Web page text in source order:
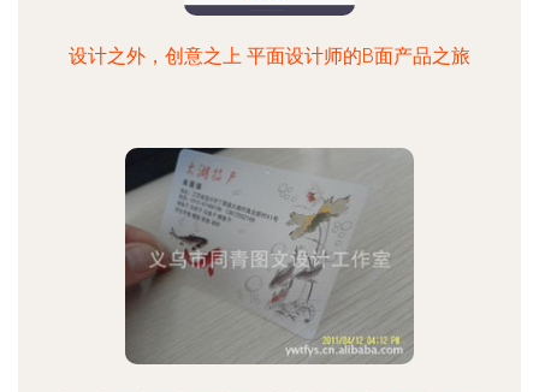
设计之外，创意之上 平面设计师的B面产品之旅